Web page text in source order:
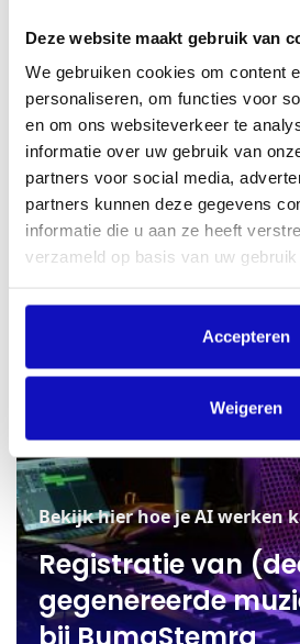
Deze website maakt gebruik van
We gebruiken cookies om content
personaliseren, om functies voor
en om ons websiteverkeer te
informatie over uw gebruik van
partners voor social media,
partners kunnen deze gegevens
informatie die u aan ze heeft
verzameld op basis van uw
Accepteren
Weigeren
TaskForce AI
Blijf op de hoogte van alle
Bekijk hier hoe je AI werken
Registratie van
gegenereerde